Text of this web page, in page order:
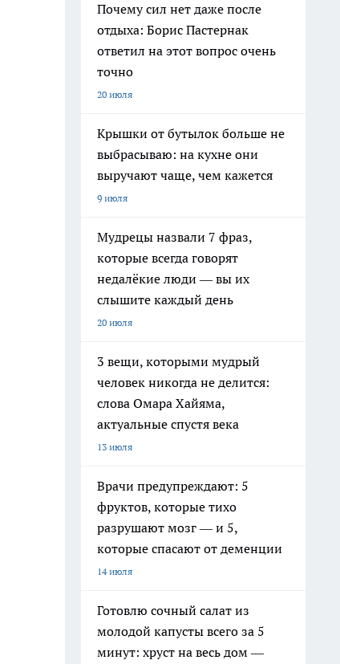
Почему сил нет даже после
отдыха: Борис Пастернак
ответил на этот вопрос очень
точно
20 июля
Крышки от бутылок больше не
выбрасываю: на кухне они
выручают чаще, чем кажется
9 июля
Мудрецы назвали 7 фраз,
которые всегда говорят
недалёкие люди — вы их
слышите каждый день
20 июля
3 вещи, которыми мудрый
человек никогда не делится:
слова Омара Хайяма,
актуальные спустя века
13 июля
Врачи предупреждают: 5
фруктов, которые тихо
разрушают мозг — и 5,
которые спасают от деменции
14 июля
Готовлю сочный салат из
молодой капусты всего за 5
минут: хруст на весь дом —